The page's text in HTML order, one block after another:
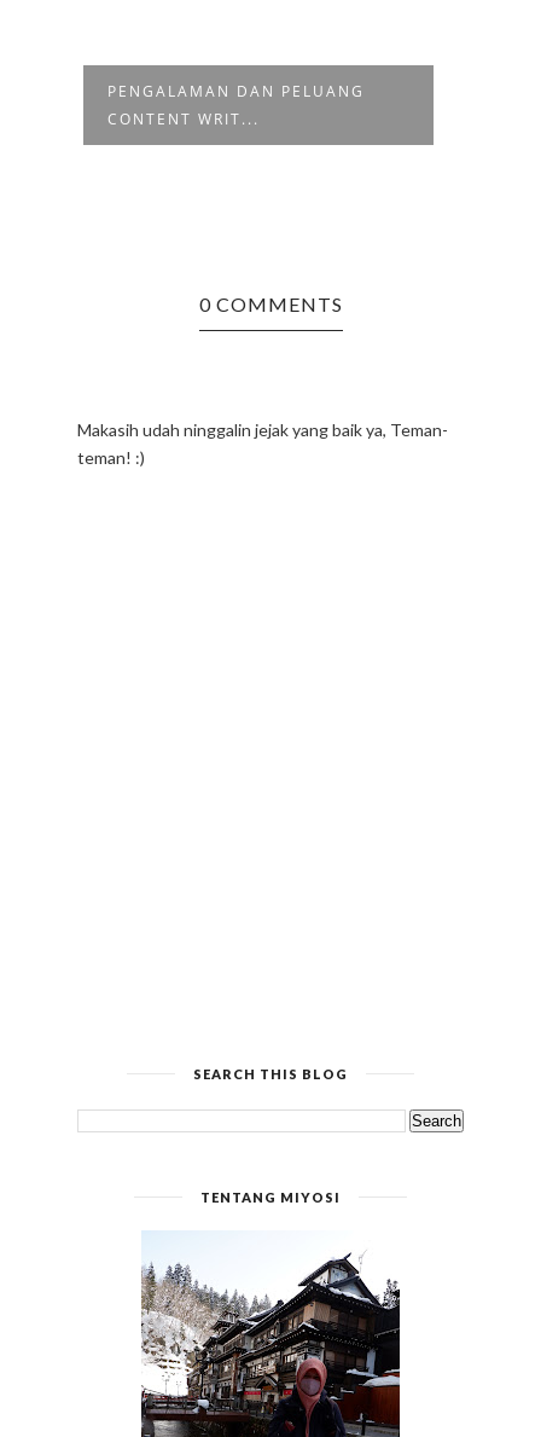
PENGALAMAN DAN PELUANG
CONTENT WRIT...
0 COMMENTS
Makasih udah ninggalin jejak yang baik ya, Teman-
teman! :)
SEARCH THIS BLOG
TENTANG MIYOSI